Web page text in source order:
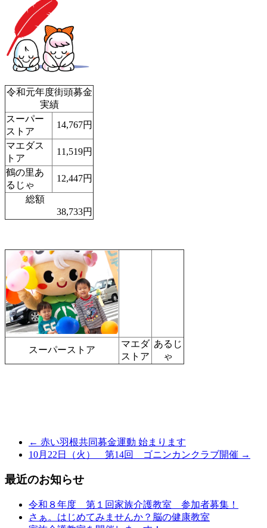
令和元年度街頭募金
実績
スーパー
ストア
14,767円
マエダス
トア
11,519円
鶴の里あ
るじゃ
12,447円
総額
38,733円
スーパーストア
マエダ
ストア
あるじ
ゃ
← 赤い羽根共同募金運動 始まります
10月22日（火） 第14回 ゴニンカンクラブ開催 →
最近のお知らせ
令和８年度 第１回家族介護教室 参加者募集！
さぁ。はじめてみませんか？脳の健康教室